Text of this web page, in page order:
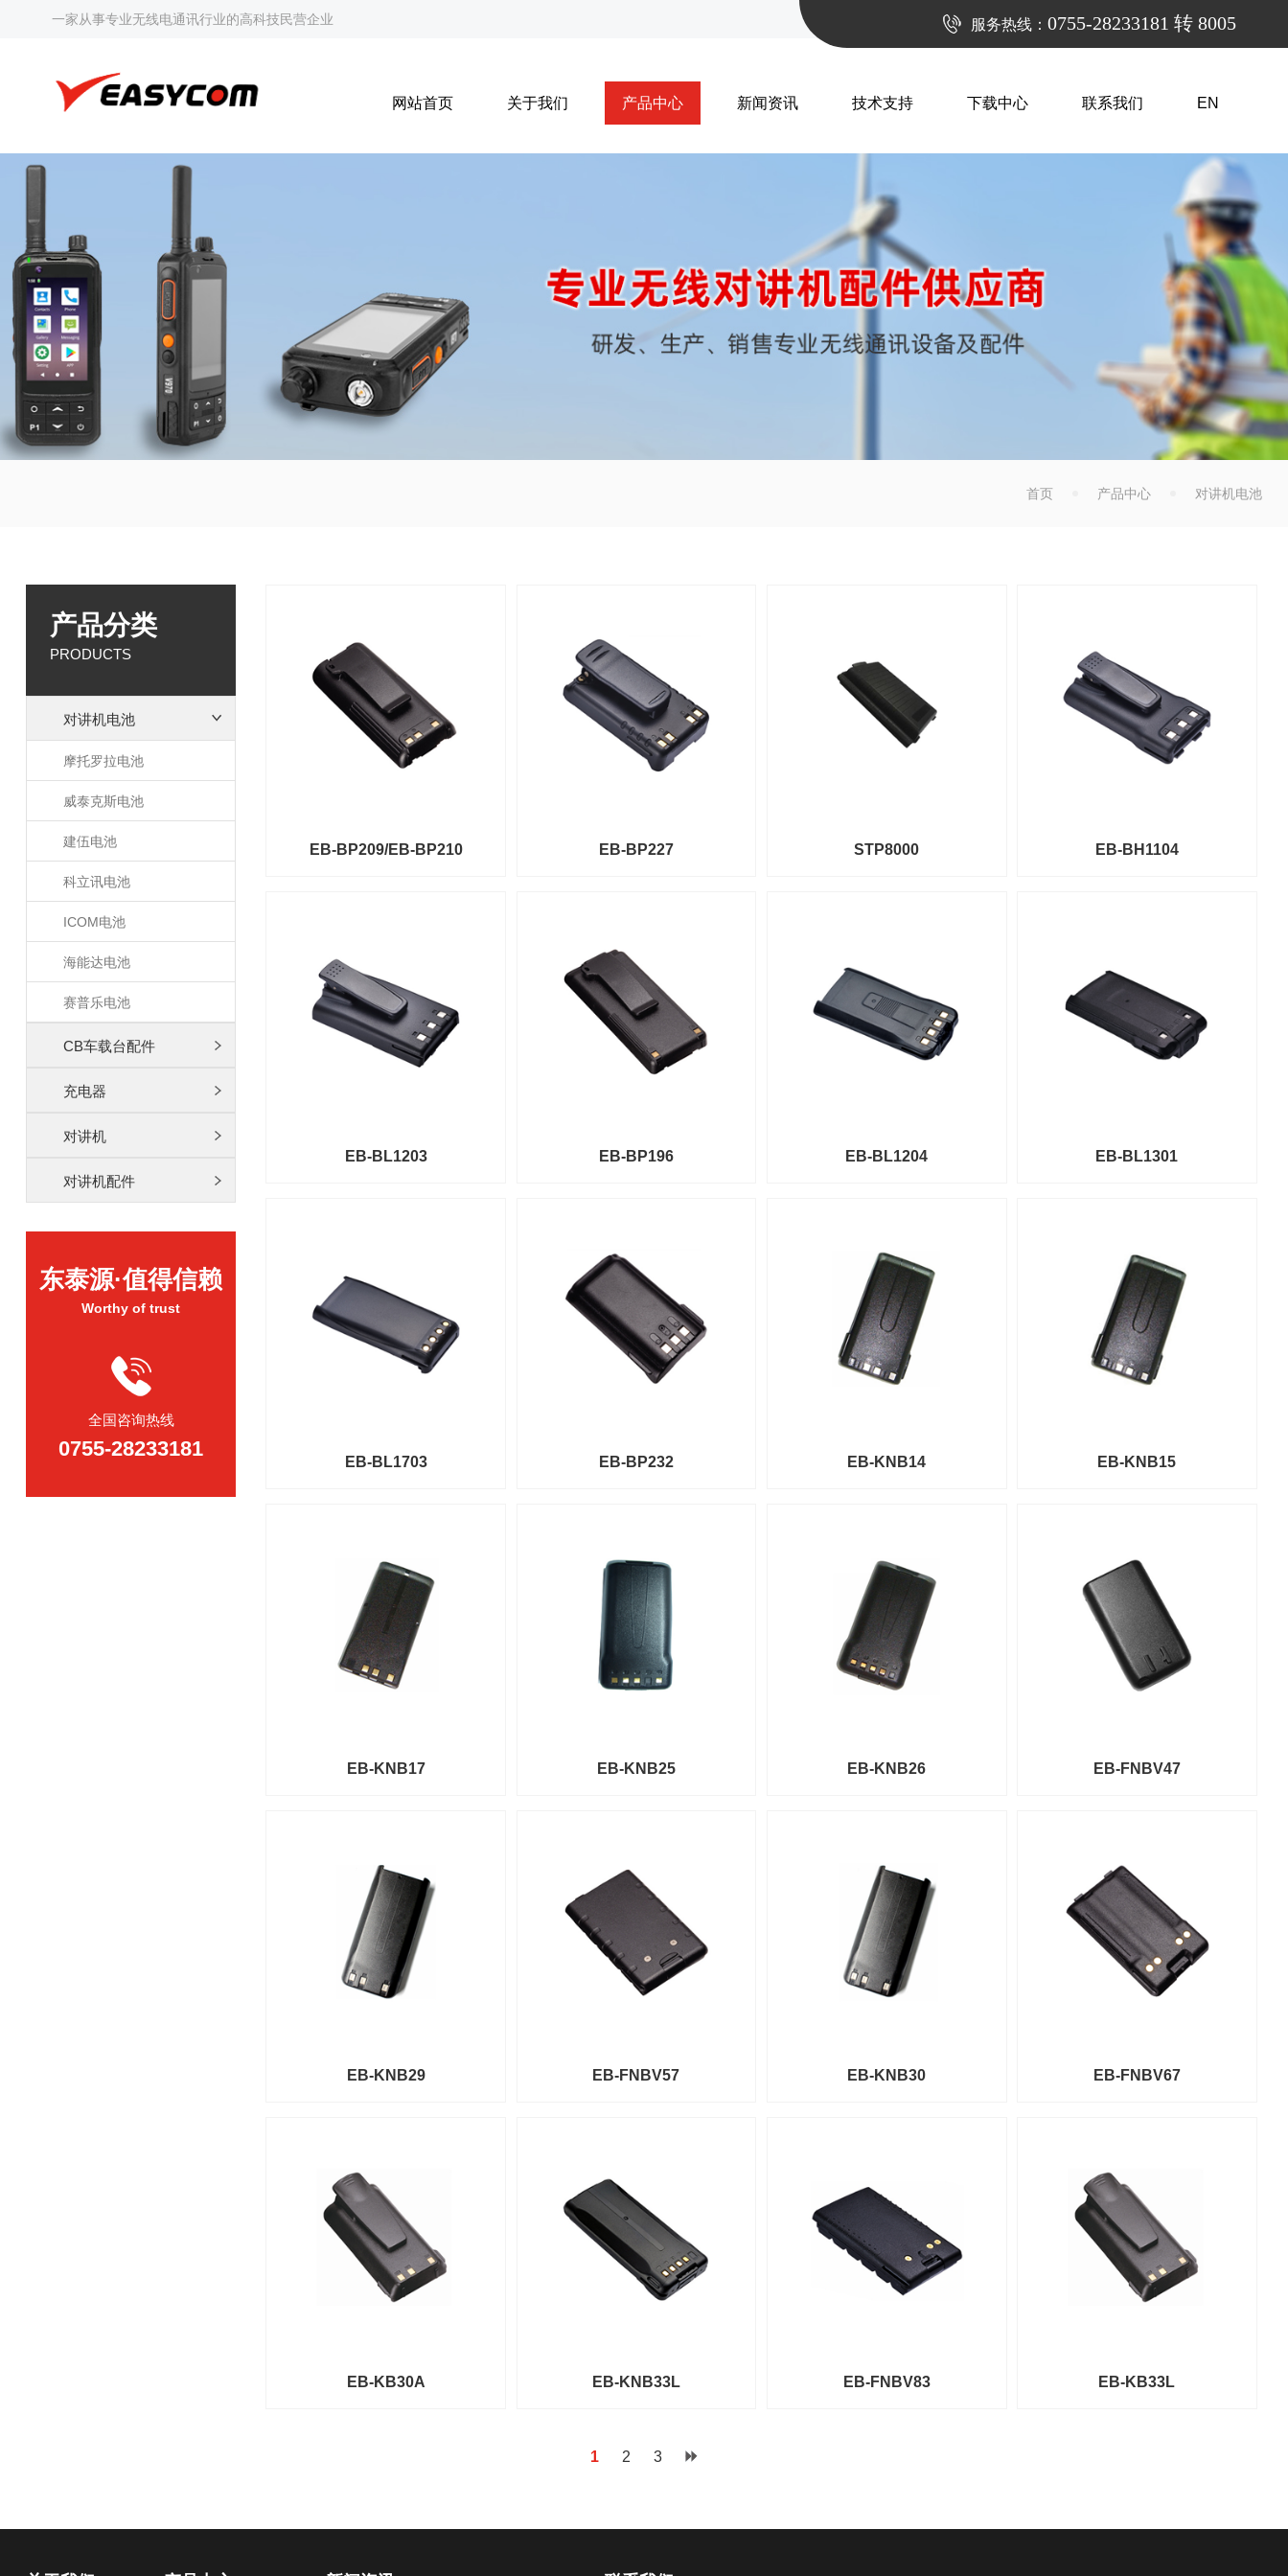
一家从事专业无线电通讯行业的高科技民营企业 服务热线：0755-28233181 转 8005
网站首页 关于我们 产品中心 新闻资讯 技术支持 下载中心 联系我们 EN
首页 产品中心 对讲机电池
产品分类
PRODUCTS
对讲机电池
摩托罗拉电池
威泰克斯电池
建伍电池
科立讯电池
ICOM电池
海能达电池
赛普乐电池
CB车载台配件
充电器
对讲机
对讲机配件
东泰源·值得信赖
Worthy of trust
全国咨询热线
0755-28233181
EB-BP209/EB-BP210 EB-BP227 STP8000 EB-BH1104
EB-BL1203 EB-BP196 EB-BL1204 EB-BL1301
EB-BL1703 EB-BP232 EB-KNB14 EB-KNB15
EB-KNB17 EB-KNB25 EB-KNB26 EB-FNBV47
EB-KNB29 EB-FNBV57 EB-KNB30 EB-FNBV67
EB-KB30A EB-KNB33L EB-FNBV83 EB-KB33L
1 2 3